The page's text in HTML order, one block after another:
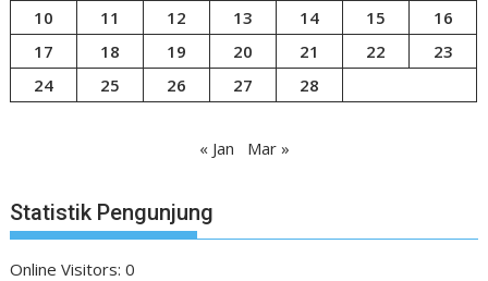
10
11 12 13 14 15
16
17
18 19 20 21 22
23
24
25 26 27 28
« Jan Mar »
Statistik Pengunjung
Online Visitors:0